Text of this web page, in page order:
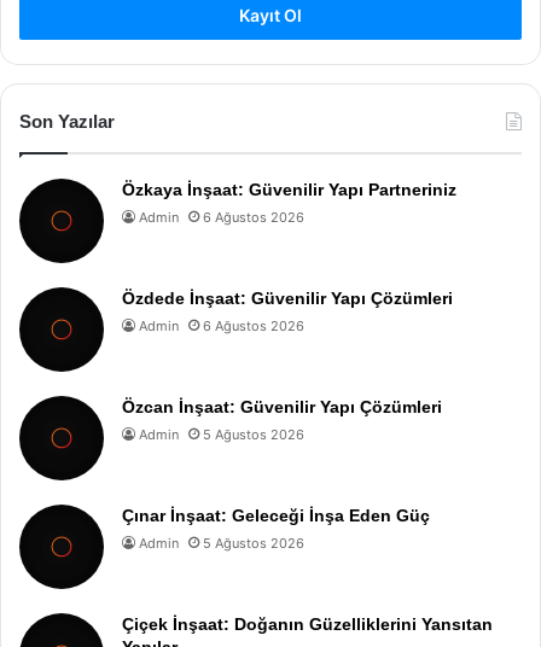
Kayıt Ol
Son Yazılar
Özkaya İnşaat: Güvenilir Yapı Partneriniz
Admin 6 Ağustos 2026
Özdede İnşaat: Güvenilir Yapı Çözümleri
Admin 6 Ağustos 2026
Özcan İnşaat: Güvenilir Yapı Çözümleri
Admin 5 Ağustos 2026
Çınar İnşaat: Geleceği İnşa Eden Güç
Admin 5 Ağustos 2026
Çiçek İnşaat: Doğanın Güzelliklerini Yansıtan